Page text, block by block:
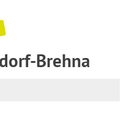
Brehna